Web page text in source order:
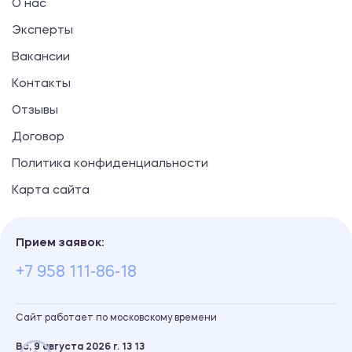
О нас
Эксперты
Вакансии
Контакты
Отзывы
Договор
Политика конфиденциальности
Карта сайта
Прием заявок:
+7 958 111-86-18
Сайт работает по московскому времени
Вс, 9 августа 2026 г. 13 13